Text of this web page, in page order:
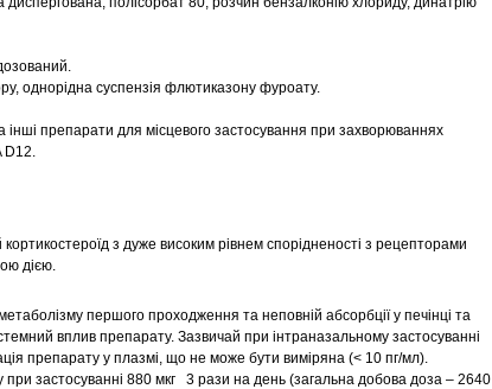
однорідна суспензія флютиказону фуроату.
інші препарати для місцевого застосування при захворюваннях
D12.
з дуже високим рівнем спорідненості з рецепторами
дією.
першого проходження та неповній абсорбції у печінці та
вплив препарату. Зазвичай при інтраназальному застосуванні
препарату у плазмі, що не може бути виміряна (< 10 пг/мл).
застосуванні 880 мкг 3 рази на день (загальна добова доза – 2640